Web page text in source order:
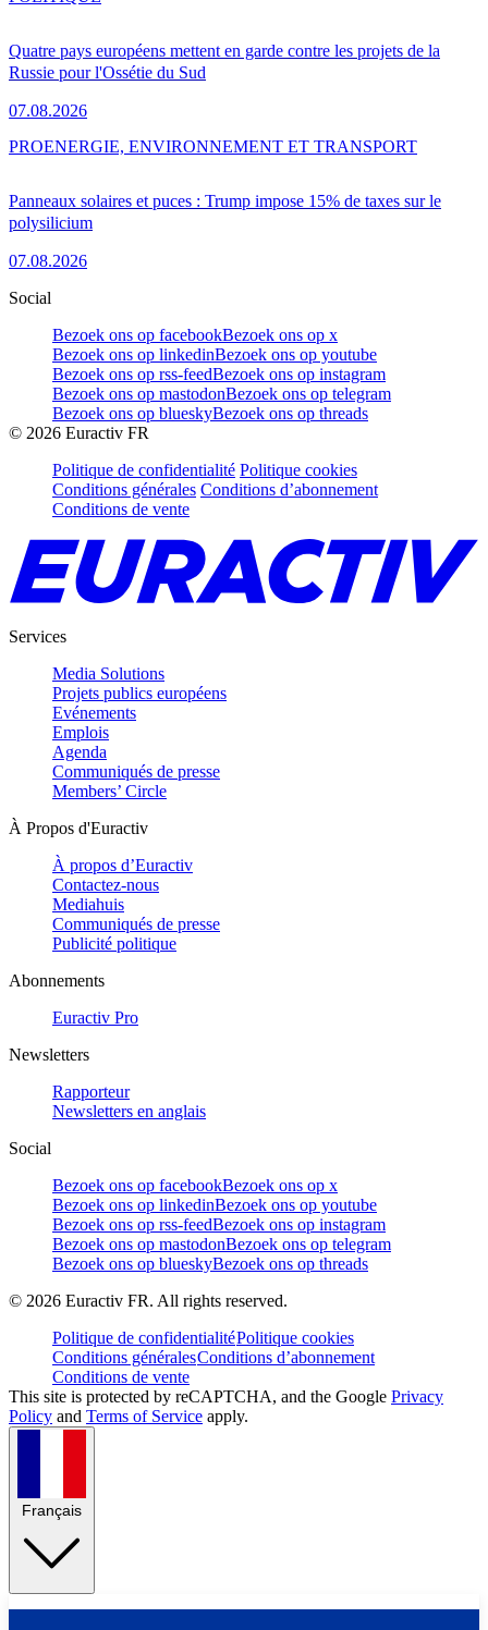
Quatre pays européens mettent en garde contre les projets de la
Russie pour l'Ossétie du Sud
07.08.2026
Panneaux solaires et puces : Trump impose 15% de taxes sur le
polysilicium
07.08.2026
PROENERGIE, ENVIRONNEMENT ET TRANSPORT
Social
Bezoek ons op facebookBezoek ons op x
Bezoek ons op linkedinBezoek ons op youtube
Bezoek ons op rss-feedBezoek ons op instagram
Bezoek ons op mastodonBezoek ons op telegram
Bezoek ons op blueskyBezoek ons op threads
© 2026 Euractiv FR
Politique de confidentialité Politique cookies
Conditions générales Conditions d’abonnement
Conditions de vente
Services
Media Solutions
Projets publics européens
Evénements
Emplois
Agenda
Communiqués de presse
Members’ Circle
À Propos d'Euractiv
À propos d’Euractiv
Contactez-nous
Mediahuis
Communiqués de presse
Publicité politique
Abonnements
Euractiv Pro
Newsletters
Rapporteur
Newsletters en anglais
Social
Bezoek ons op facebookBezoek ons op x
Bezoek ons op linkedinBezoek ons op youtube
Bezoek ons op rss-feedBezoek ons op instagram
Bezoek ons op mastodonBezoek ons op telegram
Bezoek ons op blueskyBezoek ons op threads
© 2026 Euractiv FR. All rights reserved.
Politique de confidentialitéPolitique cookies
Conditions généralesConditions d’abonnement
Conditions de vente
This site is protected by reCAPTCHA, and the Google Privacy
Policy and Terms of Service apply.
Français